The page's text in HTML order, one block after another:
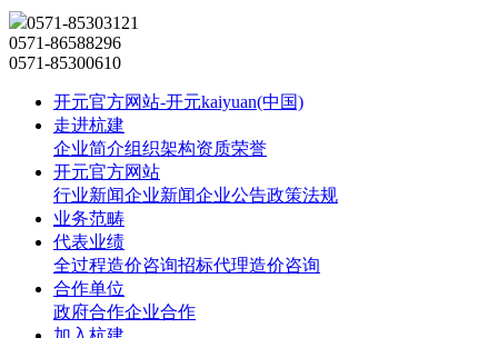
0571-85303121
0571-86588296
0571-85300610
开元官方网站-开元kaiyuan(中国)
走进杭建
企业简介组织架构资质荣誉
开元官方网站
行业新闻企业新闻企业公告政策法规
业务范畴
代表业绩
全过程造价咨询招标代理造价咨询
合作单位
政府合作企业合作